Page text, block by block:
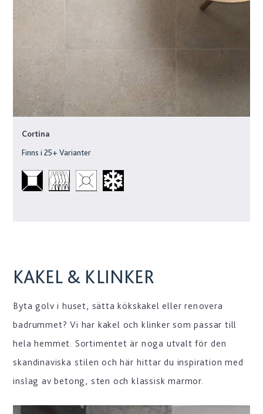
Cortina
Finns i25+ Varianter
KAKEL & KLINKER
Byta golv i huset, sätta kökskakel eller renovera
badrummet? Vi har kakel och klinker som passar till
hela hemmet. Sortimentet är noga utvalt för den
skandinaviska stilen och här hittar du inspiration med
inslag av betong, sten och klassisk marmor.